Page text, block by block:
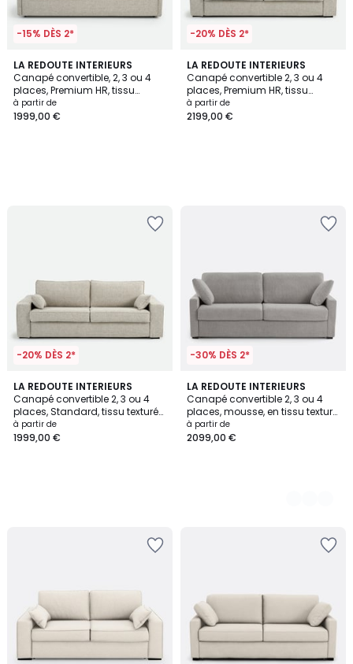
-15% DÈS 2*
LA REDOUTE INTERIEURS
Canapé convertible, 2, 3 ou 4
places, Premium HR, tissu
texturé moucheté, MARTA
à partir de
1999,00 €
-20% DÈS 2*
LA REDOUTE INTERIEURS
Canapé convertible 2, 3 ou 4
places, Premium HR, tissu
texturé moucheté, CECILIA
à partir de
2199,00 €
-20% DÈS 2*
LA REDOUTE INTERIEURS
Canapé convertible 2, 3 ou 4
places, Standard, tissu texturé
moucheté, CECILIA
à partir de
1999,00 €
-30% DÈS 2*
LA REDOUTE INTERIEURS
Canapé convertible 2, 3 ou 4
places, mousse, en tissu texturé
chiné, TIMOR
à partir de
2099,00 €
3
Couleurs